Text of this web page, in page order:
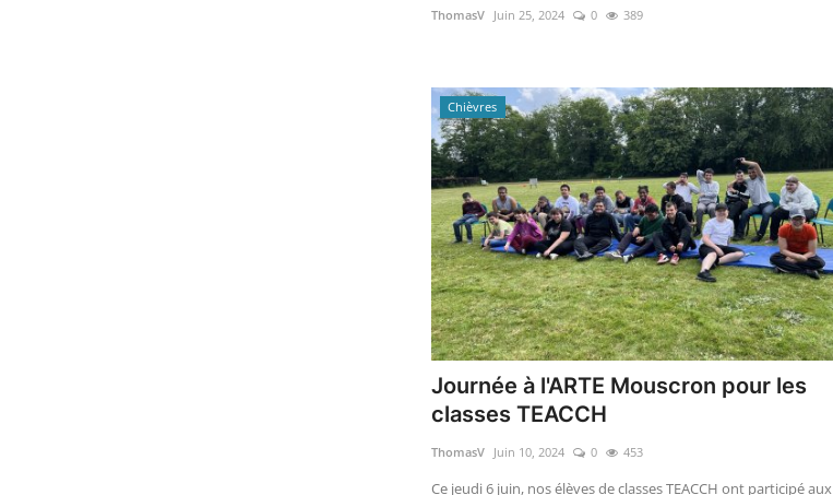
ThomasV Juin 25, 2024 0 389
Chièvres
Journée à l'ARTE Mouscron pour les
classes TEACCH
ThomasV Juin 10, 2024 0 453
Ce jeudi 6 juin, nos élèves de classes TEACCH ont participé aux